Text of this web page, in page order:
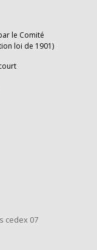
le Comité
loi de 1901)
cedex 07